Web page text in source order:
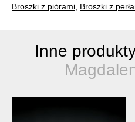
Broszki z piórami Broszki z
Inne